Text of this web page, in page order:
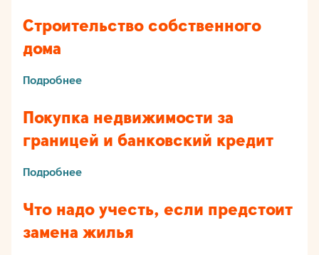
Строительство собственного
дома
Подробнее
Покупка недвижимости за
границей и банковский кредит
Подробнее
Что надо учесть, если предстоит
замена жилья